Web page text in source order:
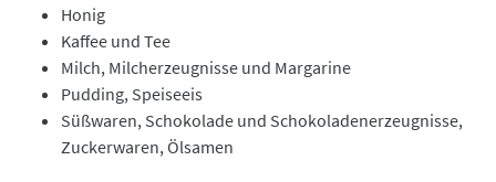
Honig
Kaffee und Tee
Milch, Milcherzeugnisse und Margarine
Pudding, Speiseeis
Süßwaren, Schokolade und Schokoladenerzeugnisse,
Zuckerwaren, Ölsamen